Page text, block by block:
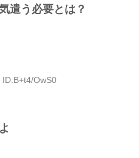
遣う必要とは？
OwS0